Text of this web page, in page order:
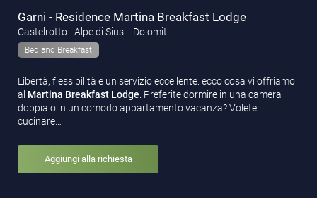
Garni - Residence Martina Breakfast Lodge
Castelrotto - Alpe di Siusi - Dolomiti
Bed and Breakfast
Libertà, flessibilità e un servizio eccellente: ecco cosa vi offriamo
al Martina Breakfast Lodge. Preferite dormire in una camera
doppia o in un comodo appartamento vacanza? Volete
cucinare…
Aggiungi alla richiesta